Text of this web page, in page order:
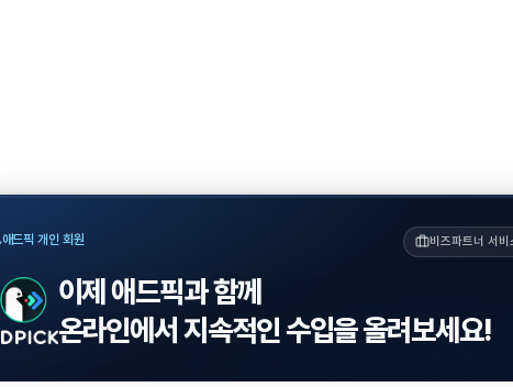
애드픽 개인 회원 비즈파트너 서비
이제 애드픽과 함께
온라인에서 지속적인 수입을 올려보세요!